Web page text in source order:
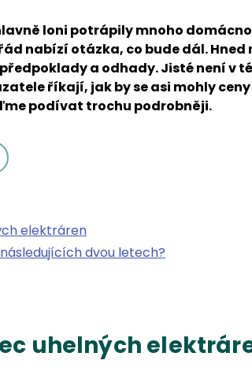
loni potrápily mnoho
nabízí otázka, co bude dál.
a odhady. Jisté není v
říkají, jak by se asi mohly
podívat trochu podrobněji.
elektráren
dvou letech?
uhelných